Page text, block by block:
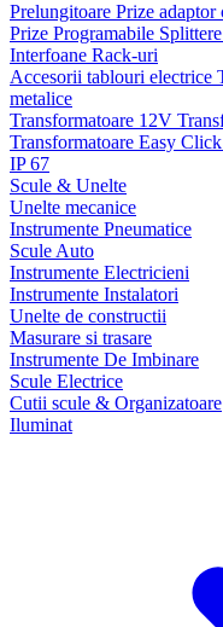
Prelungitoare Prize adaptor
Prize Programabile Splittere
Interfoane Rack-uri
Accesorii tablouri electrice
metalice
Transformatoare 12V
Transformatoare Easy Click
IP 67
Scule & Unelte
Unelte mecanice
Instrumente Pneumatice
Scule Auto
Instrumente Electricieni
Instrumente Instalatori
Unelte de constructii
Masurare si trasare
Instrumente De Imbinare
Scule Electrice
Cutii scule & Organizatoare
Iluminat